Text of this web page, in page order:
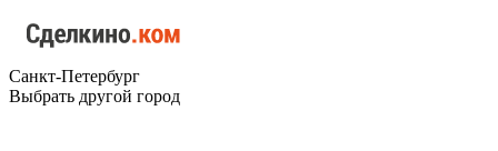
Санкт-Петербург
Выбрать другой город